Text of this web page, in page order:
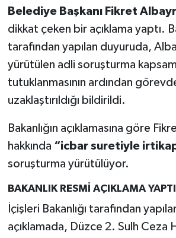
Belediye Başkanı Fikret
dikkat çeken bir açıklama yaptı.
tarafından yapılan duyuruda,
yürütülen adli soruşturma
tutuklanmasının ardından
uzaklaştırıldığı bildirildi.
Bakanlığın açıklamasına göre
hakkında “icbar suretiyle
soruşturma yürütülüyor.
BAKANLIK RESMİ AÇIKLAMA YAPTI
İçişleri Bakanlığı tarafından
açıklamada, Düzce 2. Sulh Ceza